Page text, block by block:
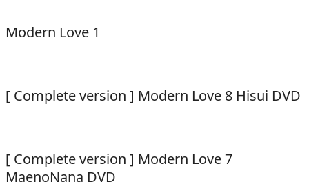
Modern Love 1
[ Complete version ] Modern Love 8 Hisui DVD
[ Complete version ] Modern Love 7
MaenoNana DVD